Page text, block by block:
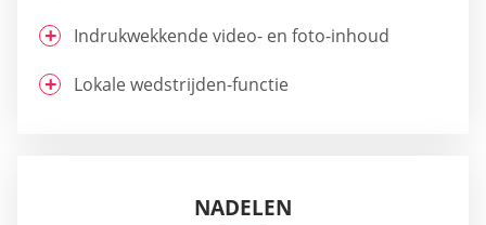
Indrukwekkende video- en foto-inhoud
Lokale wedstrijden-functie
NADELEN